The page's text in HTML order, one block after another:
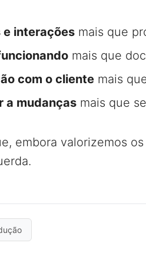
e interações mais que
mais que
com o cliente mais
a mudanças mais que
embora valorizemos